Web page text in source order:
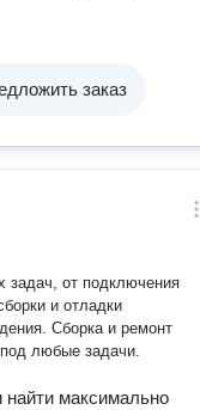
заказ
от подключения
и отладки
Сборка и ремонт
любые задачи.
найти максимально